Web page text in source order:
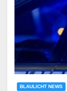
BLAULICHT NEWS